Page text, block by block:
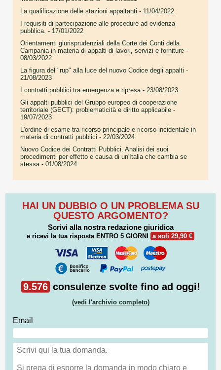
La qualificazione delle stazioni appaltanti - 11/04/2022
I requisiti di partecipazione alle procedure ad evidenza
pubblica. - 17/01/2022
Orientamenti giurisprudenziali della Corte dei Conti della
Campania in materia di appalti di lavori, servizi e forniture -
08/03/2022
La figura del "rup" alla luce del nuovo Codice degli appalti -
21/08/2023
I contratti pubblici tra emergenza e ripresa - 23/08/2023
Gli appalti pubblici del Gruppo europeo di cooperazione
territoriale (GECT): problematicità e diritto applicabile -
19/07/2023
L'ordine di esame tra ricorso principale e ricorso incidentale in
materia di contratti pubblici - 22/03/2024
Nuovo Codice dei Contratti Pubblici. Analisi dei suoi
procedimenti per effetto e causa di un'Italia che cambia se
stessa - 01/08/2024
HAI UN DUBBIO O UN PROBLEMA SU
QUESTO ARGOMENTO?
Scrivi alla nostra redazione giuridica
e ricevi la tua risposta ENTRO 5 GIORNI a soli 29,90 €
9.576 consulenze svolte fino ad oggi!
(vedi l'archivio completo)
Email